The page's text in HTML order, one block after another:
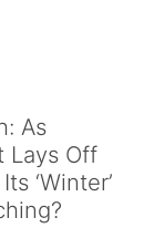
As
Lays Off
‘Winter’